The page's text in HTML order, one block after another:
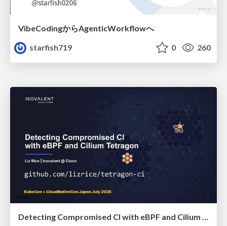
VibeCodingからAgenticWorkflowへ
starfish719
0 260